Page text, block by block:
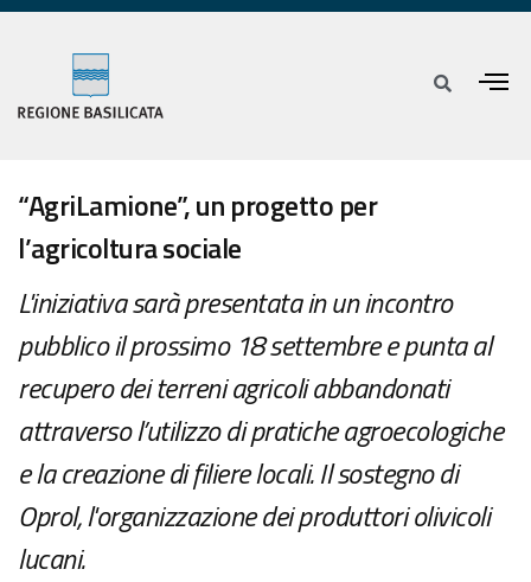
“AgriLamione”, un progetto per
l’agricoltura sociale
L'iniziativa sarà presentata in un incontro
pubblico il prossimo 18 settembre e punta al
recupero dei terreni agricoli abbandonati
attraverso l’utilizzo di pratiche agroecologiche
e la creazione di filiere locali. Il sostegno di
Oprol, l'organizzazione dei produttori olivicoli
lucani.